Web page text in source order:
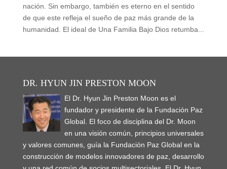
nación. Sin embargo, también es eterno en el sentido
de que este refleja el sueño de paz más grande de la
humanidad. El ideal de Una Familia Bajo Dios retumba...
DR. HYUN JIN PRESTON MOON
El Dr. Hyun Jin Preston Moon es el
fundador y presidente de la Fundación Paz
Global. El foco de disciplina del Dr. Moon
en una visión común, principios universales
y valores comunes, guía la Fundación Paz Global en la
construcción de modelos innovadores de paz, desarrollo